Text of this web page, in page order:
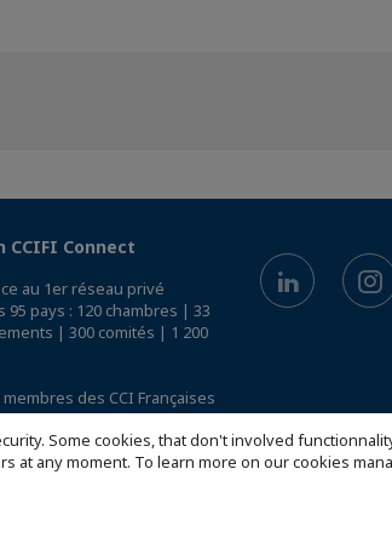
Some cookies, that don't involved
at any moment. To learn more on our cookies
CCIFI Connect
au 1er réseau privé
pays : 120 chambres | 33
| 300 comités | 1 200
des CCI Françaises
CCIFI Connect.